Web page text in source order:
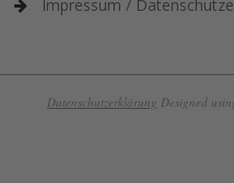
Impressum /
Datenschutzerklärung Designed